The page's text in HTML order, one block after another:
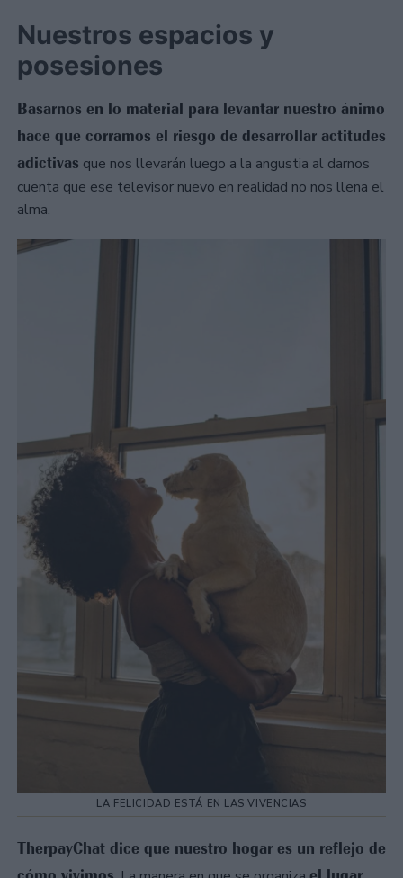
Nuestros espacios y
posesiones
Basarnos en lo material para levantar nuestro ánimo
hace que corramos el riesgo de desarrollar actitudes
adictivas que nos llevarán luego a la angustia al darnos
cuenta que ese televisor nuevo en realidad no nos llena el
alma.
LA FELICIDAD ESTÁ EN LAS VIVENCIAS
TherpayChat dice que nuestro hogar es un reflejo de